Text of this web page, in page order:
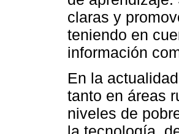
claras y
teniendo en
información
En la
tanto en áreas
niveles de